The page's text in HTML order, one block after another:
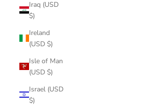
Iraq (USD
$)
Ireland
(USD $)
Isle of Man
(USD $)
Israel (USD
$)